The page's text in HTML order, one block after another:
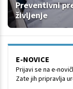
Preventivni
življenje
E-NOVICE
Prijavi se na e-
Zate jih pripravlja